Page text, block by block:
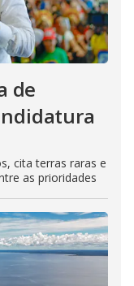
de
cita terras raras e
as prioridades